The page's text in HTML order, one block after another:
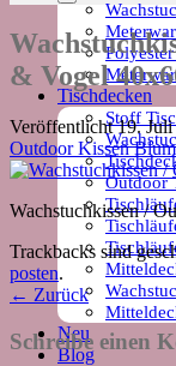
Tischdecken
Stoff
Outdoor
Neu
Blog
& Vogel
Veröffentlicht19.
Outdoor Kissen
Wachstuchkissen /
Trackbacks sind
posten.
← Zurück
Schreibe einen